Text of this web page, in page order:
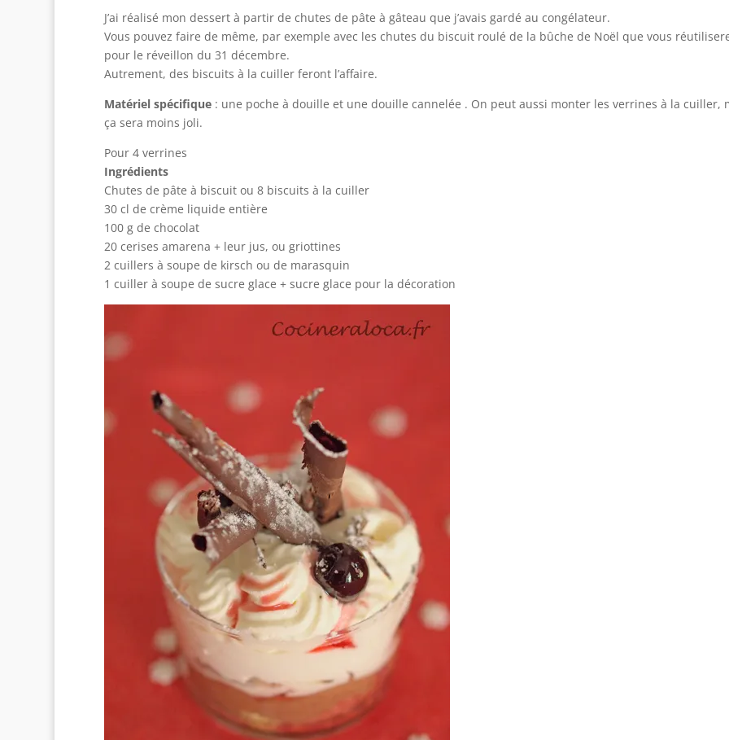
J’ai réalisé mon dessert à partir de chutes de pâte à gâteau que j’avais gardé au congélateur.
Vous pouvez faire de même, par exemple avec les chutes du biscuit roulé de la bûche de Noël que vous
pour le réveillon du 31 décembre.
Autrement, des biscuits à la cuiller feront l’affaire.
Matériel spécifique: une poche à douille et une douille cannelée . On peut aussi monter les verrines à la cuiller,
ça sera moins joli.
Pour 4 verrines
Ingrédients
Chutes de pâte à biscuit ou 8 biscuits à la cuiller
30 cl de crème liquide entière
100 g de chocolat
20 cerises amarena + leur jus, ou griottines
2 cuillers à soupe de kirsch ou de marasquin
1 cuiller à soupe de sucre glace + sucre glace pour la décoration